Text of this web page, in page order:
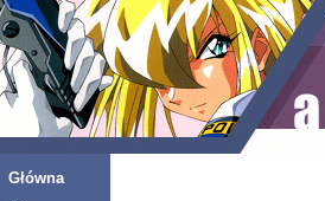
Główna